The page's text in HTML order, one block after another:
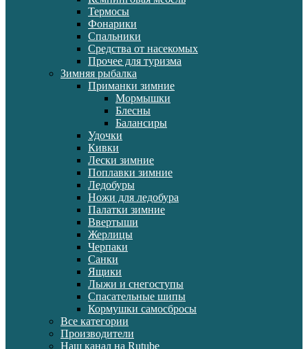
Термосы
Фонарики
Спальники
Средства от насекомых
Прочее для туризма
Зимняя рыбалка
Приманки зимние
Мормышки
Блесны
Балансиры
Удочки
Кивки
Лески зимние
Поплавки зимние
Ледобуры
Ножи для ледобура
Палатки зимние
Ввертыши
Жерлицы
Черпаки
Санки
Ящики
Лыжи и снегоступы
Спасательные шипы
Кормушки самосбросы
Все категории
Производители
Наш канал на Rutube